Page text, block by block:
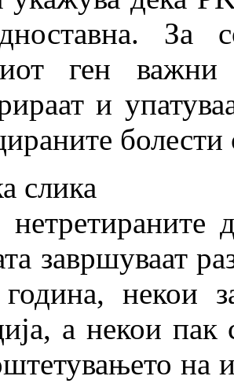
За
ген
и
болести
слика
завршуваат
некои
а некои пак
на